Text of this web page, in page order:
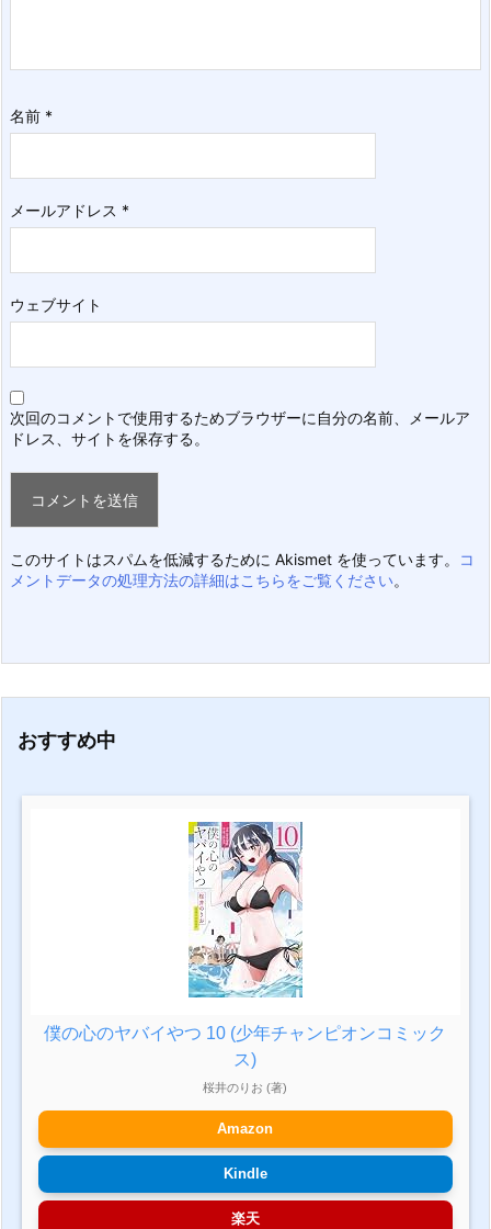
名前 *
メールアドレス *
ウェブサイト
次回のコメントで使用するためブラウザーに自分の名前、メールア
ドレス、サイトを保存する。
このサイトはスパムを低減するために Akismet を使っています。
コ
メントデータの処理方法の詳細はこちらをご覧ください。
おすすめ中
僕の心のヤバイやつ 10 (少年チャンピオンコミック
ス)
桜井のりお (著)
Amazon
Kindle
楽天